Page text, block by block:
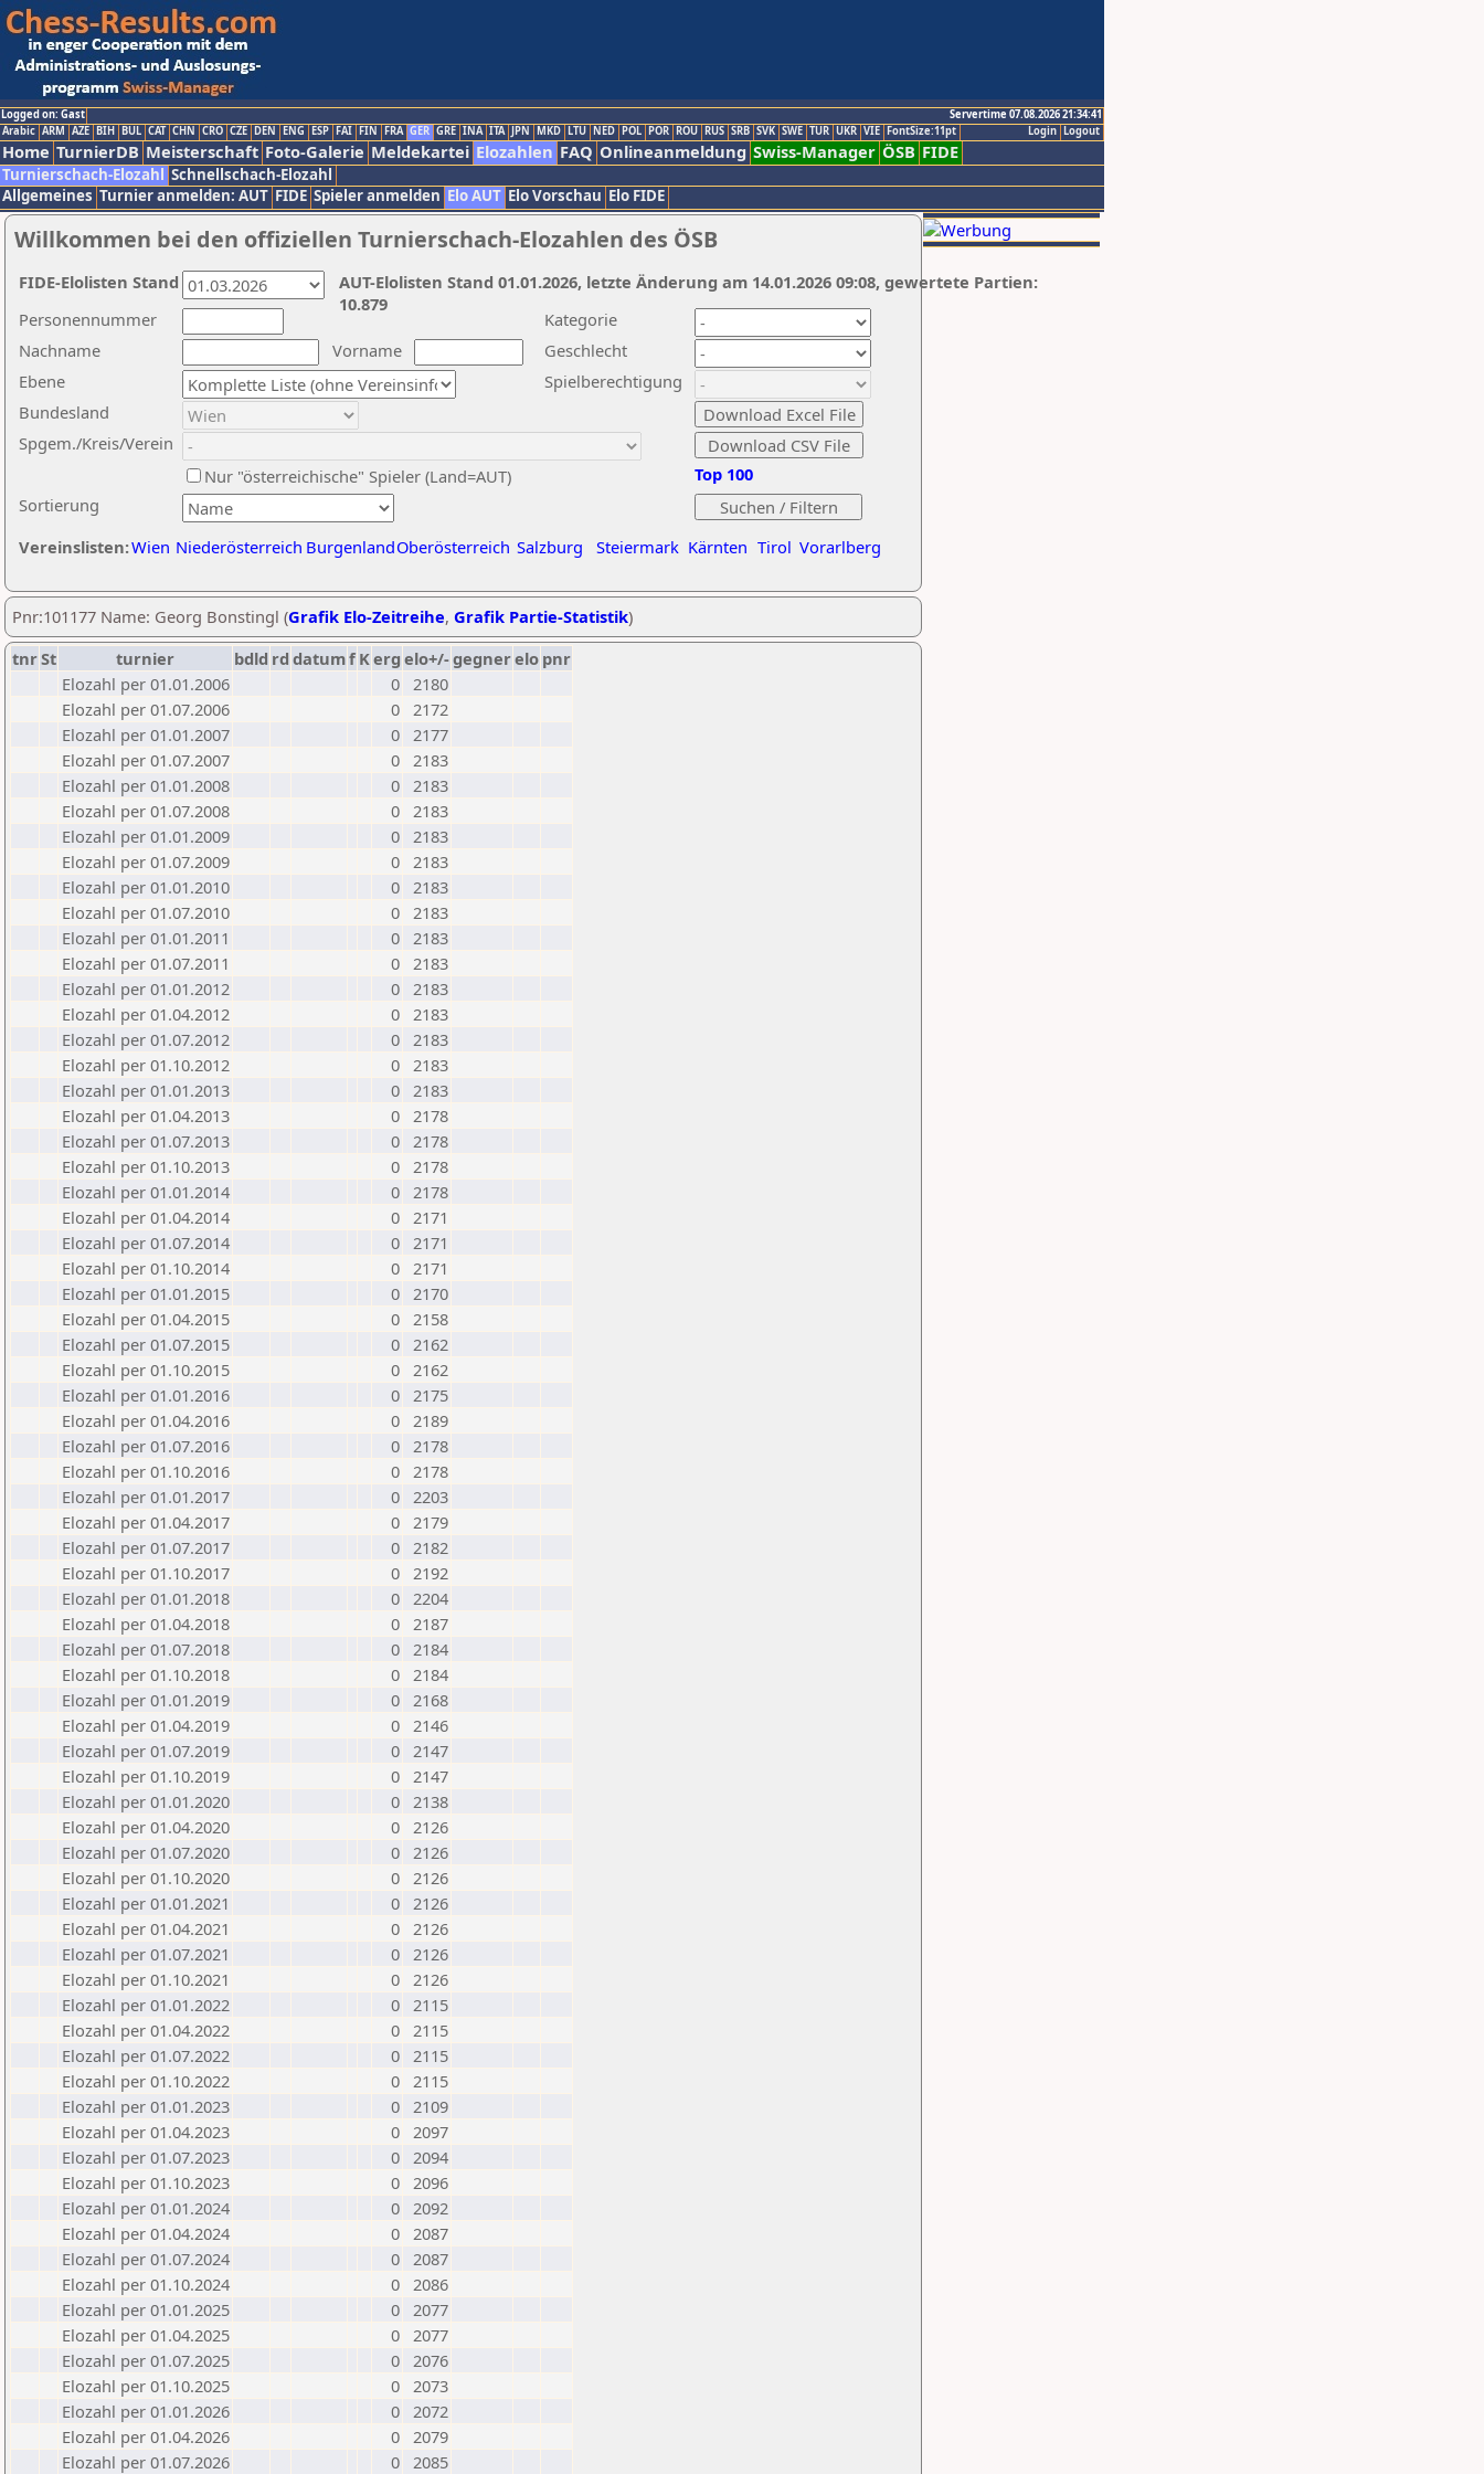
Logged on: Gast
Servertime 07.08.2026 21:34:41
Logout
Login
Arabic ARM AZE BIH BUL CAT CHN CRO CZE DEN ENG ESP FAI FIN FRA GER GRE INA ITA JPN MKD LTU NED POL POR ROU RUS SRB SVK SWE TUR UKR VIE FontSize:11pt
Home TurnierDB Meisterschaft Foto-Galerie Meldekartei Elozahlen FAQ Onlineanmeldung Swiss-Manager ÖSB FIDE
Turnierschach-Elozahl Schnellschach-Elozahl
Allgemeines Turnier anmelden: AUT FIDE Spieler anmelden Elo AUT Elo Vorschau Elo FIDE
Willkommen bei den offiziellen Turnierschach-Elozahlen des ÖSB
Nachname
Vorname
Ebene
Kategorie
Sortierung
Personennummer
Bundesland
Spgem./Kreis/Verein
Geschlecht
Nur "österreichische" Spieler (Land=AUT)
Spielberechtigung
Vereinslisten:Wien Niederösterreich BurgenlandOberösterreich Salzburg Steiermark Kärnten Tirol Vorarlberg
Top 100
AUT-Elolisten Stand 01.01.2026, letzte Änderung am 14.01.2026 09:08, gewertete Partien:
10.879
FIDE-Elolisten Stand
Pnr:101177 Name: Georg Bonstingl (Grafik Elo-Zeitreihe, Grafik Partie-Statistik)
tnrSt turnier bdld rd datumf Kerg elo+/-gegnerelo pnr
Elozahl per 01.01.2006
0 2180
Elozahl per 01.07.2006
0 2172
Elozahl per 01.01.2007
0 2177
Elozahl per 01.07.2007
0 2183
Elozahl per 01.01.2008
0 2183
Elozahl per 01.07.2008
0 2183
Elozahl per 01.01.2009
0 2183
Elozahl per 01.07.2009
0 2183
Elozahl per 01.01.2010
0 2183
Elozahl per 01.07.2010
0 2183
Elozahl per 01.01.2011
0 2183
Elozahl per 01.07.2011
0 2183
Elozahl per 01.01.2012
0 2183
Elozahl per 01.04.2012
0 2183
Elozahl per 01.07.2012
0 2183
Elozahl per 01.10.2012
0 2183
Elozahl per 01.01.2013
0 2183
Elozahl per 01.04.2013
0 2178
Elozahl per 01.07.2013
0 2178
Elozahl per 01.10.2013
0 2178
Elozahl per 01.01.2014
0 2178
Elozahl per 01.04.2014
0 2171
Elozahl per 01.07.2014
0 2171
Elozahl per 01.10.2014
0 2171
Elozahl per 01.01.2015
0 2170
Elozahl per 01.04.2015
0 2158
Elozahl per 01.07.2015
0 2162
Elozahl per 01.10.2015
0 2162
Elozahl per 01.01.2016
0 2175
Elozahl per 01.04.2016
0 2189
Elozahl per 01.07.2016
0 2178
Elozahl per 01.10.2016
0 2178
Elozahl per 01.01.2017
0 2203
Elozahl per 01.04.2017
0 2179
Elozahl per 01.07.2017
0 2182
Elozahl per 01.10.2017
0 2192
Elozahl per 01.01.2018
0 2204
Elozahl per 01.04.2018
0 2187
Elozahl per 01.07.2018
0 2184
Elozahl per 01.10.2018
0 2184
Elozahl per 01.01.2019
0 2168
Elozahl per 01.04.2019
0 2146
Elozahl per 01.07.2019
0 2147
Elozahl per 01.10.2019
0 2147
Elozahl per 01.01.2020
0 2138
Elozahl per 01.04.2020
0 2126
Elozahl per 01.07.2020
0 2126
Elozahl per 01.10.2020
0 2126
Elozahl per 01.01.2021
0 2126
Elozahl per 01.04.2021
0 2126
Elozahl per 01.07.2021
0 2126
Elozahl per 01.10.2021
0 2126
Elozahl per 01.01.2022
0 2115
Elozahl per 01.04.2022
0 2115
Elozahl per 01.07.2022
0 2115
Elozahl per 01.10.2022
0 2115
Elozahl per 01.01.2023
0 2109
Elozahl per 01.04.2023
0 2097
Elozahl per 01.07.2023
0 2094
Elozahl per 01.10.2023
0 2096
Elozahl per 01.01.2024
0 2092
Elozahl per 01.04.2024
0 2087
Elozahl per 01.07.2024
0 2087
Elozahl per 01.10.2024
0 2086
Elozahl per 01.01.2025
0 2077
Elozahl per 01.04.2025
0 2077
Elozahl per 01.07.2025
0 2076
Elozahl per 01.10.2025
0 2073
Elozahl per 01.01.2026
0 2072
Elozahl per 01.04.2026
0 2079
Elozahl per 01.07.2026
0 2085